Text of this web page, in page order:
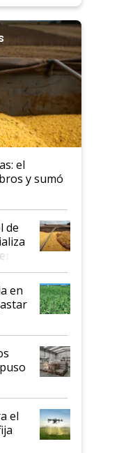
el
y sumó
de
la
en
el